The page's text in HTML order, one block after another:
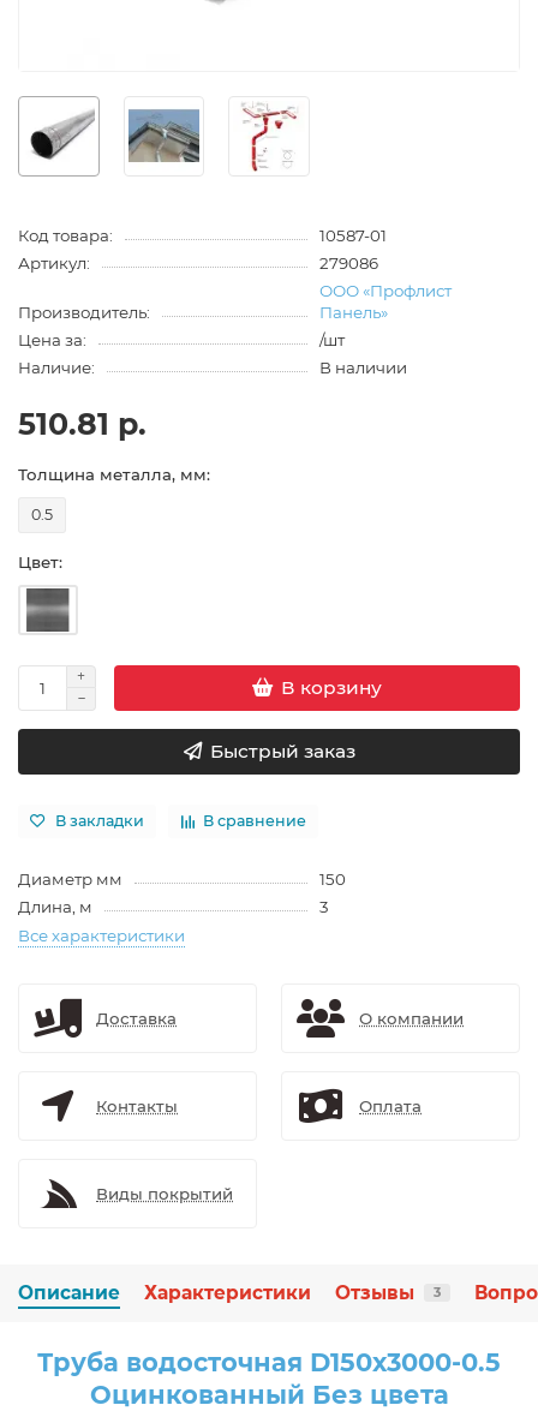
Код товара:
10587-01
Артикул:
279086
Производитель:
ООО «Профлист
Панель»
Цена за:
/шт
Наличие:
В наличии
510.81 р.
Толщина металла, мм:
0.5
Цвет:
В корзину
Быстрый заказ
В закладки В сравнение
Диаметр мм
150
Длина, м
3
Все характеристики
Доставка О компании
Контакты Оплата
Виды покрытий
Описание Характеристики Отзывы 3
Труба водосточная D150х3000-0.5
Оцинкованный Без цвета